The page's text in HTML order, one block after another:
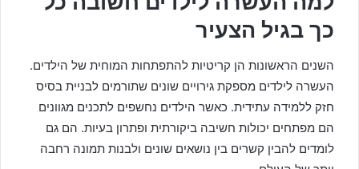
כך בגיל הצעיר
השנים הראשונות הן קריטיות להתפתחות המוחית של הילדים.
העשרה לילדים מספקת גירויים שונים שתורמים לבניית בסיס
חזק ללמידה עתידית. כאשר הילדים נחשפים לתכנים מגוונים
הם מפתחים יכולות חשיבה ביקורתית ופתרון בעיות. הם גם
לומדים להבין קשרים בין נושאים שונים ולבנות תמונה רחבה